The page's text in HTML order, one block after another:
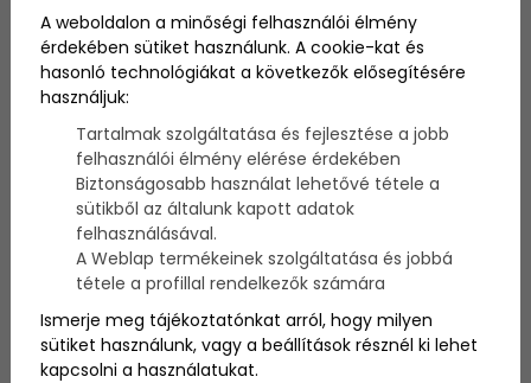
Több tonna ezüstpénzt
hoztak fel az Atlanti-óceán
mélyéről
Szerző:admin
2015. április 16.
Több tucat tonnaezüstpénzthozott fel egy második
világháborúbanelsüllyedt britgőzhajóról
nemzetközi mentőalakulat azAtlanti-óceánból
5150 méter mélységből.
A weboldalon a minőségi felhasználói élmény
érdekében sütiket használunk. A cookie-kat és
hasonló technológiákat a következők elősegítésére
használjuk:
Tartalmak szolgáltatása és fejlesztése a jobb
felhasználói élmény elérése érdekében
Biztonságosabb használat lehetővé tétele a
sütikből az általunk kapott adatok
felhasználásával.
A Weblap termékeinek szolgáltatása és jobbá
tétele a profillal rendelkezők számára
Ismerje meg tájékoztatónkat arról, hogy milyen
sütiket használunk, vagy a beállítások résznél ki lehet
kapcsolni a használatukat.